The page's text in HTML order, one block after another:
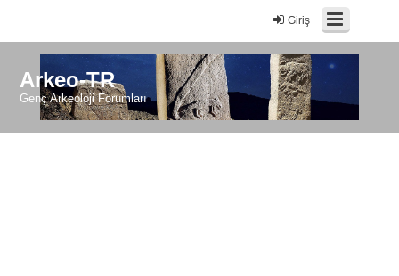
Giriş
Arkeo-TR
Genç Arkeoloji Forumları